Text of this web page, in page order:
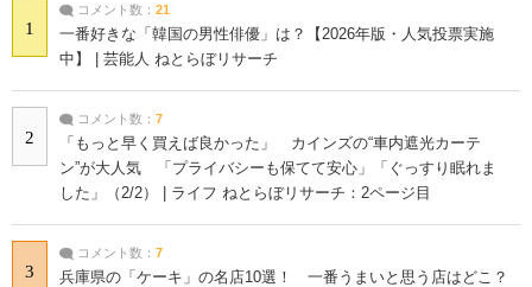
1
コメント数： 21
一番好きな「韓国の男性俳優」は？【2026年版・人気投票実施
中】 | 芸能人 ねとらぼリサーチ
2
コメント数： 7
「もっと早く買えば良かった」 カインズの“車内遮光カーテ
ン”が大人気 「プライバシーも保てて安心」「ぐっすり眠れま
した」（2/2） | ライフ ねとらぼリサーチ：2ページ目
3
コメント数： 7
兵庫県の「ケーキ」の名店10選！ 一番うまいと思う店はどこ？